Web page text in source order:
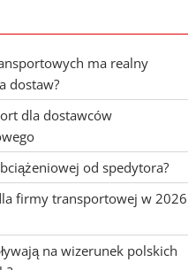
ma realny
dostaw?
dla dostawców
od spedytora?
firmy transportowej w 2026
na wizerunek polskich